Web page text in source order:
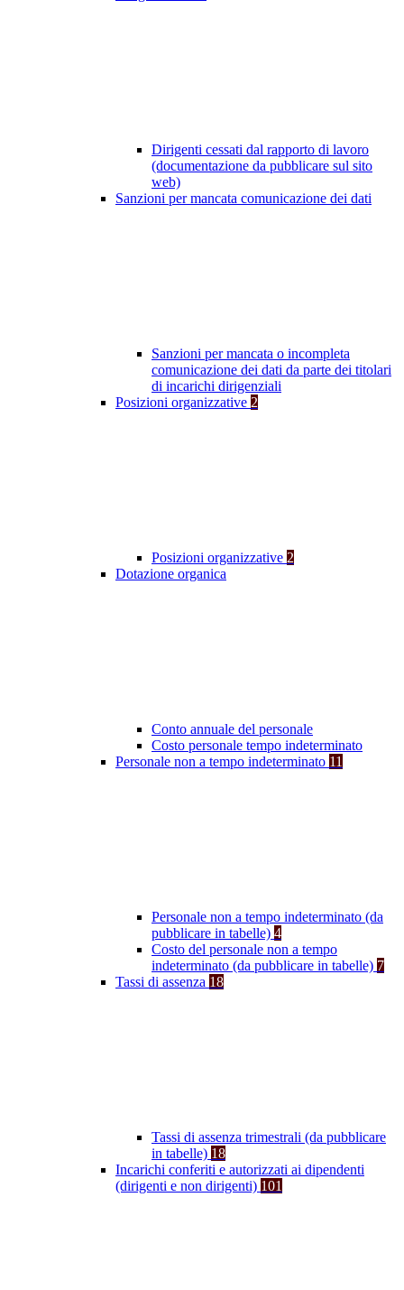
Dirigenti cessati dal rapporto di lavoro
(documentazione da pubblicare sul sito
web)
Sanzioni per mancata comunicazione dei dati
Sanzioni per mancata o incompleta
comunicazione dei dati da parte dei titolari
di incarichi dirigenziali
Posizioni organizzative 2
Posizioni organizzative 2
Dotazione organica
Conto annuale del personale
Costo personale tempo indeterminato
Personale non a tempo indeterminato 11
Personale non a tempo indeterminato (da
pubblicare in tabelle) 4
Costo del personale non a tempo
indeterminato (da pubblicare in tabelle) 7
Tassi di assenza 18
Tassi di assenza trimestrali (da pubblicare
in tabelle) 18
Incarichi conferiti e autorizzati ai dipendenti
(dirigenti e non dirigenti) 101